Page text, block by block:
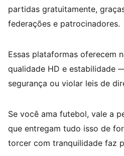
partidas gratuitamente,
federações e patrocinadores.
Essas plataformas oferecem
qualidade HD e estabilidade
segurança ou violar leis de
Se você ama futebol, vale a
que entregam tudo isso de
torcer com tranquilidade faz